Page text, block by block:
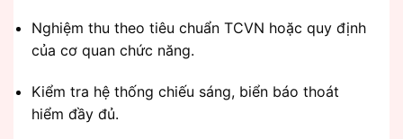
Nghiệm thu theo tiêu chuẩn TCVN hoặc quy định
của cơ quan chức năng.
Kiểm tra hệ thống chiếu sáng, biển báo thoát
hiểm đầy đủ.